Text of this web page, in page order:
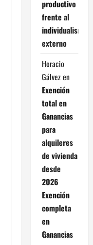
productivo
frente al
individualismo
externo
Horacio
Gálvezen
Exención
total en
Ganancias
para
alquileres
de vivienda
desde
2026
Exención
completa
en
Ganancias